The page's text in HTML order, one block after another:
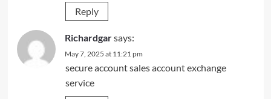
Reply
Richardgarsays:
May 7, 2025 at 11:21 pm
secure account salesaccount exchange
service